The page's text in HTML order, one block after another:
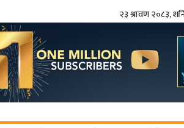
२३ श्रावण २०८३,